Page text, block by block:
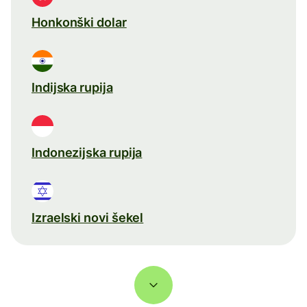
Honkonški dolar
Indijska rupija
Indonezijska rupija
Izraelski novi šekel